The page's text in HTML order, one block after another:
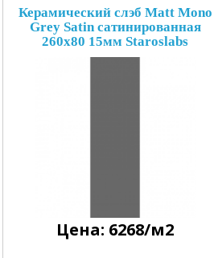
Керамический слэб Matt Mono
Grey Satin сатинированная
260x80 15мм Staroslabs
Цена: 6268/м2